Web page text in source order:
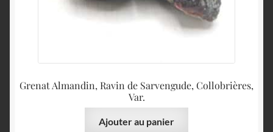
Grenat Almandin, Ravin de Sarvengude, Collobrières,
Var.
Ajouter au panier